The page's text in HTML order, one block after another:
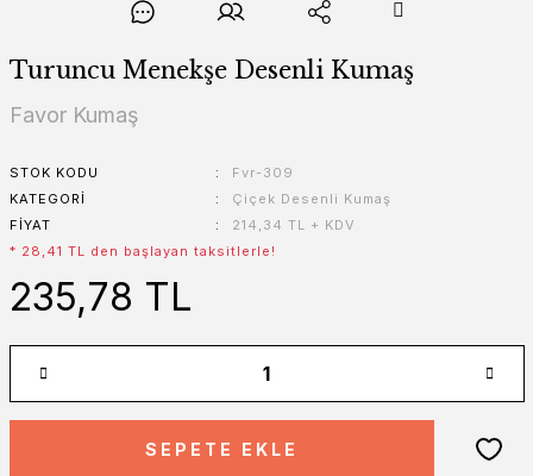
Turuncu Menekşe Desenli Kumaş
Favor Kumaş
STOK KODU
Fvr-309
KATEGORI
Çiçek Desenli Kumaş
FIYAT
214,34 TL + KDV
* 28,41 TL den başlayan taksitlerle!
235,78 TL
SEPETE EKLE